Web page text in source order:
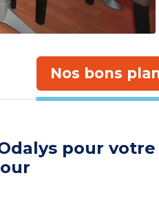
Nos bons
pour votre